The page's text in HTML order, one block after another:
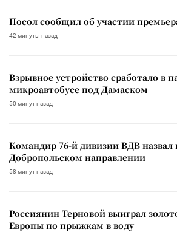
Посол сообщил об участии
42 минуты назад
Взрывное устройство сработало в
микроавтобусе под Дамаском
50 минут назад
Командир 76-й дивизии ВДВ назвал
Добропольском направлении
58 минут назад
Россиянин Терновой выиграл
Европы по прыжкам в воду